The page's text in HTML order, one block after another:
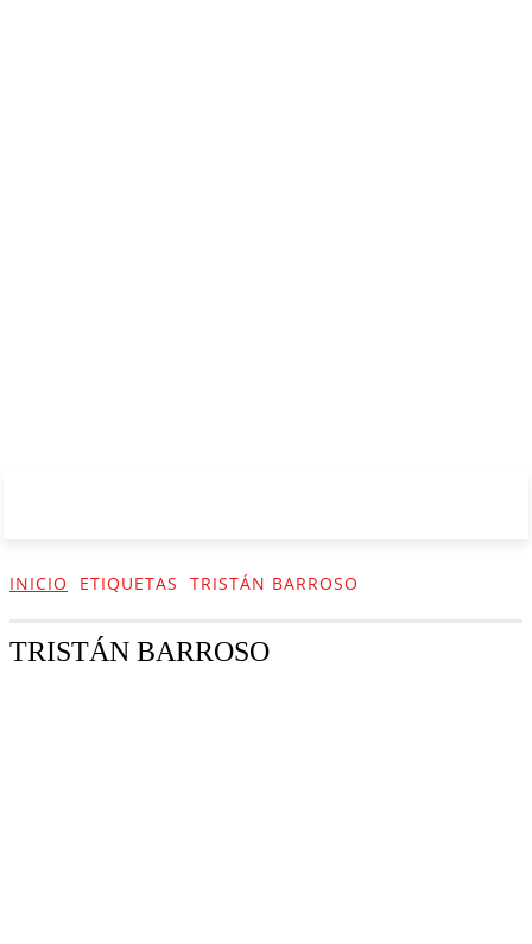
INICIO ETIQUETAS TRISTÁN BARROSO
TRISTÁN BARROSO